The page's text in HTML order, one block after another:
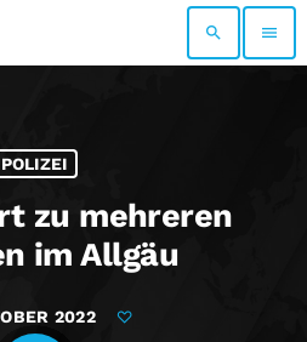
search menu
POLIZEI
zu mehreren
im Allgäu
2022